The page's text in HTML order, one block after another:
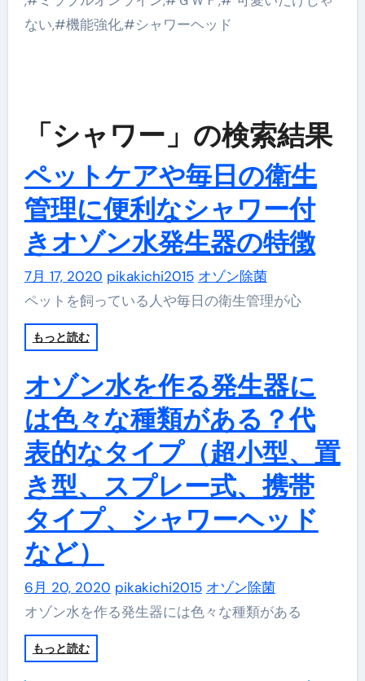
ない,#機能強化,#シャワーヘッド
「シャワー」の検索結果
ペットケアや毎日の衛生
管理に便利なシャワー付
きオゾン水発生器の特徴
7月 17, 2020 pikakichi2015 オゾン除菌
ペットを飼っている人や毎日の衛生管理が心
もっと読む
オゾン水を作る発生器に
は色々な種類がある？代
表的なタイプ（超小型、置
き型、スプレー式、携帯
タイプ、シャワーヘッド
など）
6月 20, 2020 pikakichi2015 オゾン除菌
オゾン水を作る発生器には色々な種類がある
もっと読む